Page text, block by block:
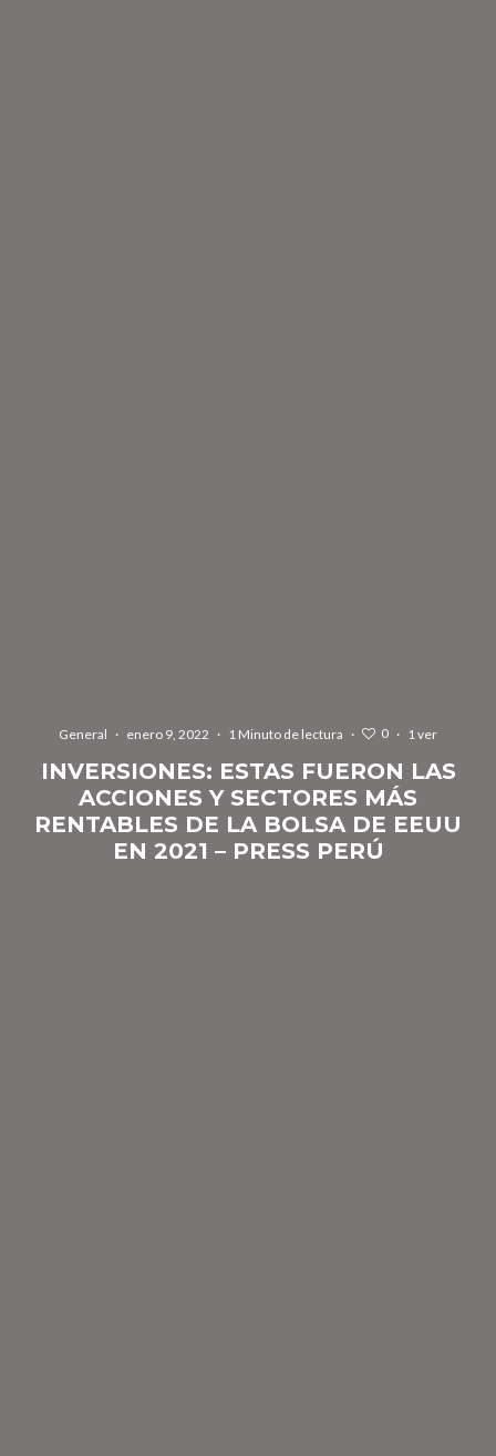
General · enero 9, 2022 · 1 Minuto de lectura · 0 · 1 ver
INVERSIONES: ESTAS FUERON LAS
ACCIONES Y SECTORES MÁS
RENTABLES DE LA BOLSA DE EEUU
EN 2021 – PRESS PERÚ